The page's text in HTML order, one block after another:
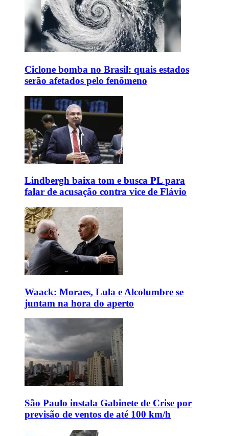
Ciclone bomba no Brasil: quais estados
serão afetados pelo fenômeno
Lindbergh baixa tom e busca PL para
falar de acusação contra vice de Flávio
Waack: Moraes, Lula e Alcolumbre se
juntam na hora do aperto
São Paulo instala Gabinete de Crise por
previsão de ventos de até 100 km/h